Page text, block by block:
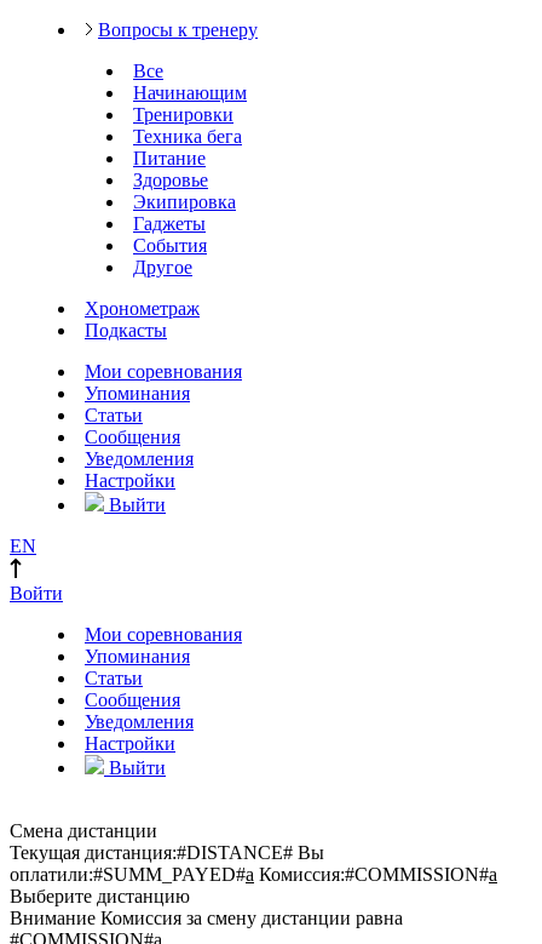
Вопросы к тренеру
Все
Начинающим
Тренировки
Техника бега
Питание
Здоровье
Экипировка
Гаджеты
События
Другое
Хронометраж
Подкасты
Мои соревнования
Упоминания
Статьи
Сообщения
Уведомления
Настройки
Выйти
EN
Войти
Мои соревнования
Упоминания
Статьи
Сообщения
Уведомления
Настройки
Выйти
Смена дистанции
Текущая дистанция:#DISTANCE# Вы
оплатили:#SUMM_PAYED#a Комиссия:#COMMISSION#a
Выберите дистанцию
Внимание Комиссия за смену дистанции равна
#COMMISSION#a